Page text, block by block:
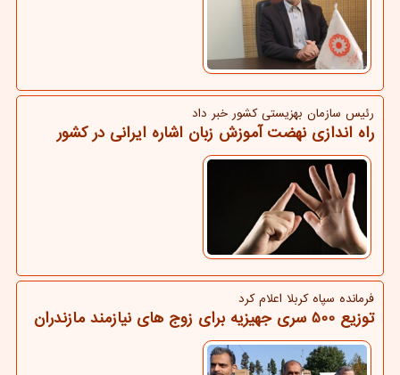
رئیس سازمان بهزیستی كشور خبر داد
راه اندازی نهضت آموزش زبان اشاره ایرانی در کشور
فرمانده سپاه كربلا اعلام كرد
توزیع 500 سری جهیزیه برای زوج های نیازمند مازندران